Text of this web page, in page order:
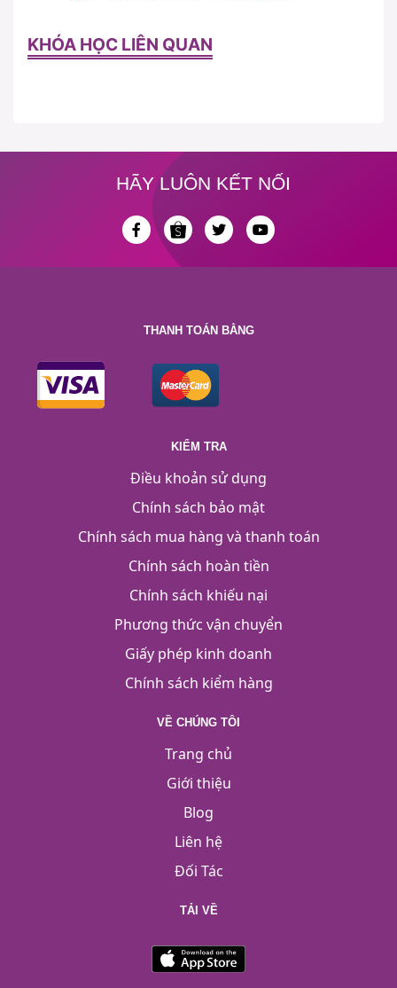
KHÓA HỌC LIÊN QUAN
HÃY LUÔN KẾT NỐI
THANH TOÁN BẰNG
KIỂM TRA
Điều khoản sử dụng
Chính sách bảo mật
Chính sách mua hàng và thanh toán
Chính sách hoàn tiền
Chính sách khiếu nại
Phương thức vận chuyển
Giấy phép kinh doanh
Chính sách kiểm hàng
VỀ CHÚNG TÔI
Trang chủ
Giới thiệu
Blog
Liên hệ
Đối Tác
TẢI VỀ